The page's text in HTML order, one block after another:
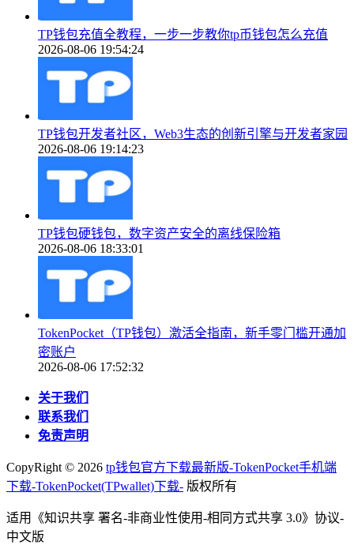
TP钱包充值全教程，一步一步教你tp币钱包怎么充值
2026-08-06 19:54:24
TP钱包开发者社区，Web3生态的创新引擎与开发者家园
2026-08-06 19:14:23
TP钱包硬钱包，数字资产安全的离线保险箱
2026-08-06 18:33:01
TokenPocket（TP钱包）激活全指南，新手零门槛开通加
密账户
2026-08-06 17:52:32
关于我们
联系我们
免责声明
CopyRight © 2026 tp钱包官方下载最新版-TokenPocket手机端
下载-TokenPocket(TPwallet)下载- 版权所有
适用《知识共享 署名-非商业性使用-相同方式共享 3.0》协议-
中文版